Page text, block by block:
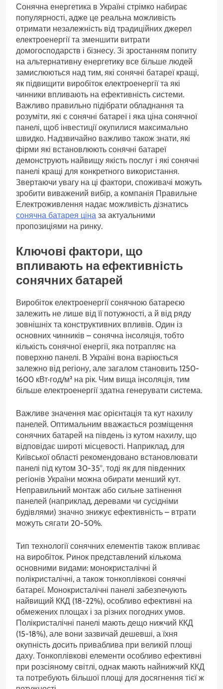
Сонячна енергетика в Україні стрімко набирає
популярності, адже це реальна можливість
отримати незалежність від традиційних джерел
електроенергії та зменшити витрати
домогосподарств і бізнесу. Зі зростанням попиту
на альтернативну енергетику все більше людей
замислюються над тим, які сонячні батареї кращі,
як підвищити виробіток електроенергії та які
чинники впливають на ефективність системи.
Важливо правильно підібрати обладнання та
розуміти, які є сонячні батареї і яка ціна сонячної
панелі, щоб інвестиції окупилися максимально
швидко. Надзвичайно важливо також знати, які
фірми які встановлюють сонячні батареї
демонструють найвищу якість послуг і які сонячні
панелі кращі для конкретного використання.
Звертаючи увагу на ці фактори, споживачі можуть
зробити виважений вибір, а компанія Правильне
Електроживлення надає можливість дізнатись
сонячна батарея ціна за актуальними
пропозиціями на ринку.
Ключові фактори, що
впливають на ефективність
сонячних батарей
Виробіток електроенергії сонячною батареєю
залежить не лише від її потужності, а й від ряду
зовнішніх та конструктивних впливів. Один із
основних чинників – сонячна інсоляція, тобто
кількість сонячної енергії, яка потрапляє на
поверхню панелі. В Україні вона варіюється
залежно від регіону, але загалом становить 1250-
1600 кВт·год/м² на рік. Чим вища інсоляція, тим
більше електроенергії здатна генерувати система.
Важливе значення має орієнтація та кут нахилу
панелей. Оптимальним вважається розміщення
сонячних батарей на південь із кутом нахилу, що
відповідає широті місцевості. Наприклад, для
Київської області рекомендовано встановлювати
панелі під кутом 30-35°, тоді як для південних
регіонів України можна обирати менший кут.
Неправильний монтаж або сильне затінення
панелей (наприклад, деревами чи сусідніми
будівлями) значно знижує ефективність – втрати
можуть сягати 20-50%.
Тип технології сонячних елементів також впливає
на виробіток. Ринок представлений кількома
основними видами: монокристалічні й
полікристалічні, а також тонкоплівкові сонячні
батареї. Монокристалічні панелі забезпечують
найвищий ККД (18-22%), особливо ефективні на
обмежених площах і за різних погодних умов.
Полікристалічні панелі мають дещо нижчий ККД
(15-18%), але вони зазвичай дешевші, а їхня
окупність досить приваблива при великій площі
даху. Тонкоплівкові елементи особливо ефективні
при розсіяному світлі, однак мають найнижчий ККД
та потребують більшої площі для досягнення тієї ж